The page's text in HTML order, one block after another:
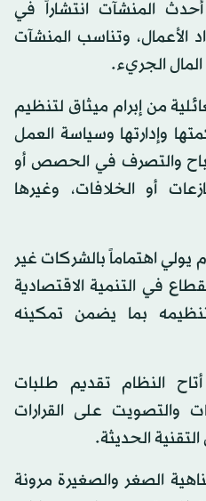
المنشآت انتشاراً في
الأعمال، وتناسب المنشآت
الجريء.
من إبرام ميثاق لتنظيم
وإدارتها وسياسة العمل
والتصرف في الحصص أو
أو الخلافات، وغيرها
يولي اهتماماً بالشركات غير
في التنمية الاقتصادية
بما يضمن تمكينه
النظام تقديم طلبات
والتصويت على القرارات
الحديثة.
الصغر والصغيرة مرونة